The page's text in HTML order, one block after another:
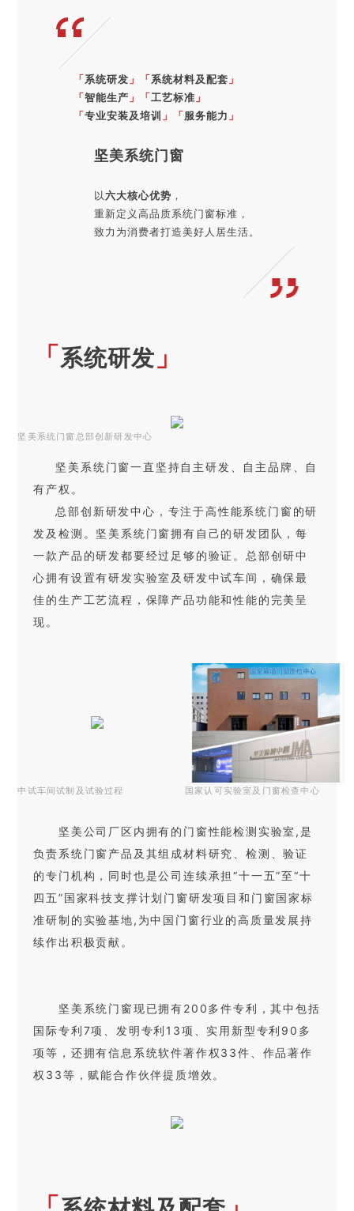
「系统研发 」 「系统材料及配套 」
「智能生产 」 「工艺标准 」
「专业安装及培训 」 「服务能力 」
坚美系统门窗
以六大核心优势 ，
重新定义高品质系统门窗标准，
致力为消费者打造美好人居生活。
「系统研发 」
坚美系统门窗总部创新研发中心
坚美系统门窗一直坚持自主研发、自主品牌、自
有产权。
总部创新研发中心，专注于高性能系统门窗的研
发及检测。坚美系统门窗拥有自己的研发团队，每
一款产品的研发都要经过足够的验证。 总部创研中
心拥有设置有研发实验室及研发中试车间，确保最
佳的生产工艺流程，保障产品功能和性能的完美呈
现。
中试车间试制及试验过程 国家认可实验室及门窗检查中心
坚美公司厂区内拥有的门窗性能检测实验室,是
负责系统门窗产品及其组成材料研究、检测、验证
的专门机构，同时也是公司连续承担“十一五”至“十
四五”国家科技支撑计划门窗研发项目和门窗国家标
准研制的实验基地,为中国门窗行业的高质量发展持
续作出积极贡献。
坚美系统门窗现已拥有200多件专利，其中包括
国际专利7项、发明专利13项、实用新型专利90多
项等，还拥有信息系统软件著作权33件、作品著作
权33等，赋能合作伙伴提质增效。